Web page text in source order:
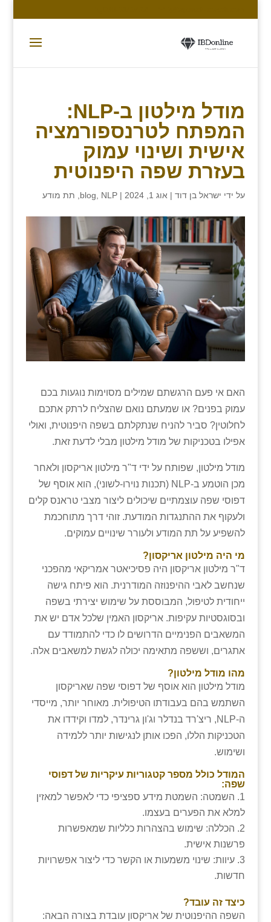
מודל מילטון ב-NLP:
המפתח לטרנספורמציה
אישית ושינוי עמוק
בעזרת שפה היפנוטית
על ידי ישראל בן דוד| אוג 1, 2024 |
blog NLP תת מודע
האם אי פעם הרגשתם שמילים מסוימות נוגעות בכם
עמוק בפנים? או שמעתם נואם שהצליח לרתק אתכם
לחלוטין? סביר להניח שנתקלתם בשפה היפנוטית, ואולי
אפילו בטכניקות של מודל מילטון מבלי לדעת זאת.
מודל מילטון, שפותח על ידי ד"ר מילטון אריקסון ולאחר
מכן הוטמע ב-NLP (תכנות נוירו-לשוני), הוא אוסף של
דפוסי שפה עוצמתיים שיכולים ליצור מצבי טראנס קלים
ולעקוף את ההתנגדות המודעת. זוהי דרך מתוחכמת
להשפיע על תת המודע ולעורר שינויים עמוקים.
מי היה מילטון אריקסון?
ד"ר מילטון אריקסון היה פסיכיאטר אמריקאי מהפכני
שנחשב לאבי ההיפנוזה המודרנית. הוא פיתח גישה
ייחודית לטיפול, המבוססת על שימוש יצירתי בשפה
ובסוגסטיות עקיפות. אריקסון האמין שלכל אדם יש את
המשאבים הפנימיים הדרושים לו כדי להתמודד עם
אתגרים, וששפה מתאימה יכולה לגשת למשאבים אלה.
מהו מודל מילטון?
מודל מילטון הוא אוסף של דפוסי שפה שאריקסון
השתמש בהם בעבודתו הטיפולית. מאוחר יותר, מייסדי
ה-NLP, ריצ'רד בנדלר וג'ון גרינדר, למדו וקידדו את
הטכניקות הללו, הפכו אותן לנגישות יותר ללמידה
ושימוש.
המודל כולל מספר קטגוריות עיקריות של דפוסי
שפה:
השמטה: השמטת מידע ספציפי כדי לאפשר למאזין
למלא את הפערים בעצמו.
הכללה: שימוש בהצהרות כלליות שמאפשרות
פרשנות אישית.
עיוות: שינוי משמעות או הקשר כדי ליצור אפשרויות
חדשות.
כיצד זה עובד?
השפה ההיפנוטית של אריקסון עובדת בצורה הבאה: